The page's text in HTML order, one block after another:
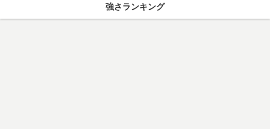
強さランキング